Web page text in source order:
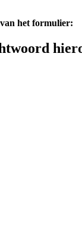
het formulier: